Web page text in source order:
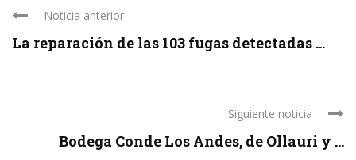
Noticia anterior
La reparación de las 103 fugas detectadas ...
Siguiente noticia
Bodega Conde Los Andes, de Ollauri y ...